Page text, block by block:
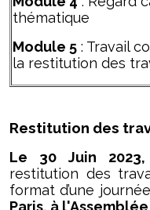
thématique
Module 5 : Travail
la restitution des
Restitution des
Le 30 Juin 2023,
restitution des
format d’une
Paris, à